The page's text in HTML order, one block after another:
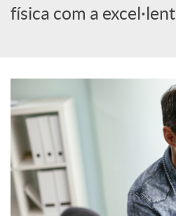
física com a excel·lent